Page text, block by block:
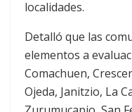
localidades.
Detalló que las
elementos a
Comachuen,
Ojeda, Janitzio, La